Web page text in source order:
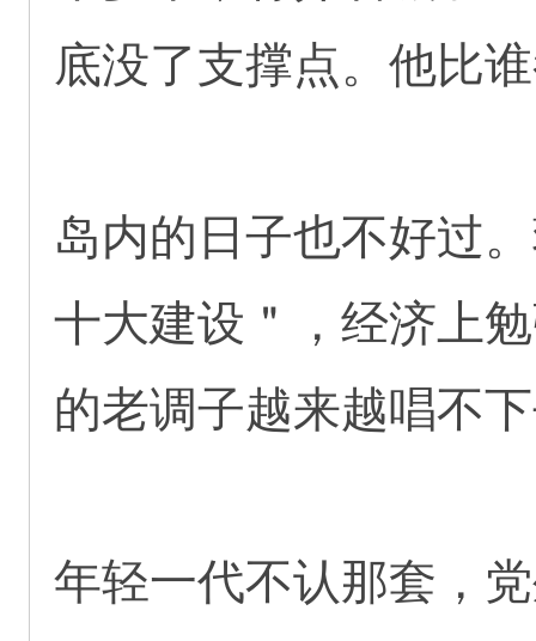
底没了支撑点。他比
岛内的日子也不好过
十大建设＂，经济上
的老调子越来越唱不
年轻一代不认那套，